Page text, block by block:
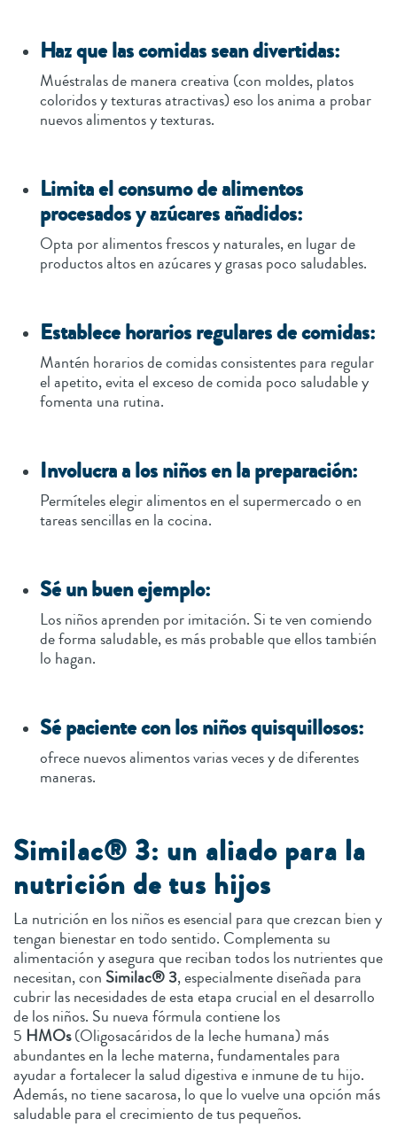
Haz que las comidas sean divertidas:
Muéstralas de manera creativa (con moldes, platos
coloridos y texturas atractivas) eso los anima a probar
nuevos alimentos y texturas.
Limita el consumo de alimentos
procesados y azúcares añadidos:
Opta por alimentos frescos y naturales, en lugar de
productos altos en azúcares y grasas poco saludables.
Establece horarios regulares de comidas:
Mantén horarios de comidas consistentes para regular
el apetito, evita el exceso de comida poco saludable y
fomenta una rutina.
Involucra a los niños en la preparación:
Permíteles elegir alimentos en el supermercado o en
tareas sencillas en la cocina.
Sé un buen ejemplo:
Los niños aprenden por imitación. Si te ven comiendo
de forma saludable, es más probable que ellos también
lo hagan.
Sé paciente con los niños quisquillosos:
ofrece nuevos alimentos varias veces y de diferentes
maneras.
Similac® 3: un aliado para la
nutrición de tus hijos
La nutrición en los niños es esencial para que crezcan bien y
tengan bienestar en todo sentido. Complementa su
alimentación y asegura que reciban todos los nutrientes que
necesitan, con Similac® 3, especialmente diseñada para
cubrir las necesidades de esta etapa crucial en el desarrollo
de los niños. Su nueva fórmula contiene los
5 HMOs(Oligosacáridos de la leche humana) más
abundantes en la leche materna, fundamentales para
ayudar a fortalecer la salud digestiva e inmune de tu hijo.
Además, no tiene sacarosa, lo que lo vuelve una opción más
saludable para el crecimiento de tus pequeños.